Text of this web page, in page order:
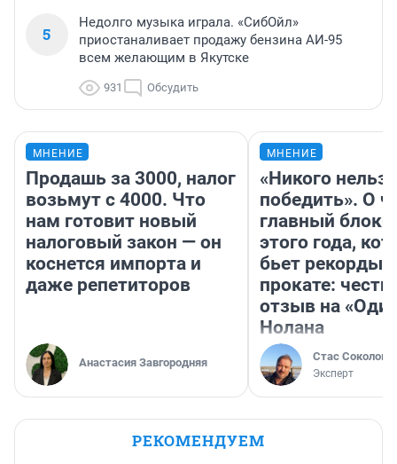
5
Недолго музыка играла. «СибОйл»
приостаналивает продажу бензина АИ-95
всем желающим в Якутске
931 Обсудить
МНЕНИЕ
Продашь за 3000, налог
возьмут с 4000. Что
нам готовит новый
налоговый закон — он
коснется импорта и
даже репетиторов
Анастасия Завгородняя
МНЕНИЕ
«Никого нельзя
победить». О
главный
этого года,
бьет рекорды в
прокате:
отзыв на
Нолана
Стас Соколов
Эксперт
РЕКОМЕНДУЕМ